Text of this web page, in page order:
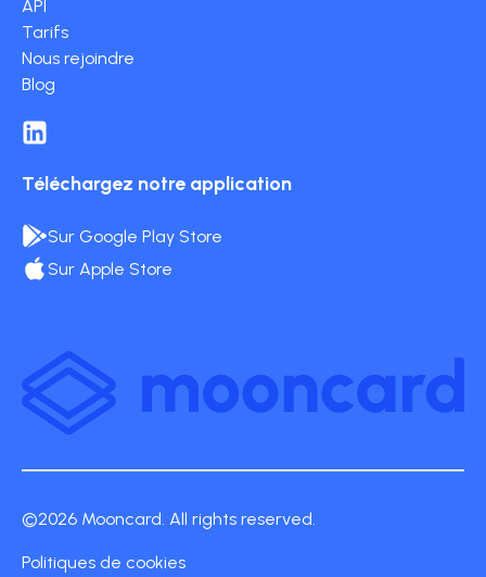
API
Tarifs
Nous rejoindre
Blog
Téléchargez notre application
Sur Google Play Store
Sur Apple Store
©2026 Mooncard. All rights reserved.
Politiques de cookies